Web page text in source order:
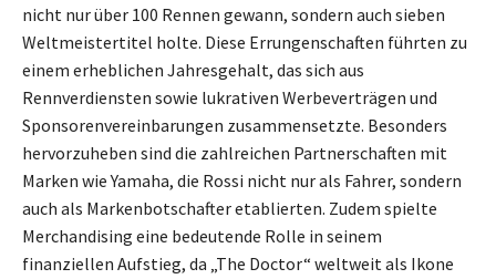
nicht nur über 100 Rennen gewann, sondern auch sieben
Weltmeistertitel holte. Diese Errungenschaften führten zu
einem erheblichen Jahresgehalt, das sich aus
Rennverdiensten sowie lukrativen Werbeverträgen und
Sponsorenvereinbarungen zusammensetzte. Besonders
hervorzuheben sind die zahlreichen Partnerschaften mit
Marken wie Yamaha, die Rossi nicht nur als Fahrer, sondern
auch als Markenbotschafter etablierten. Zudem spielte
Merchandising eine bedeutende Rolle in seinem
finanziellen Aufstieg, da „The Doctor“ weltweit als Ikone